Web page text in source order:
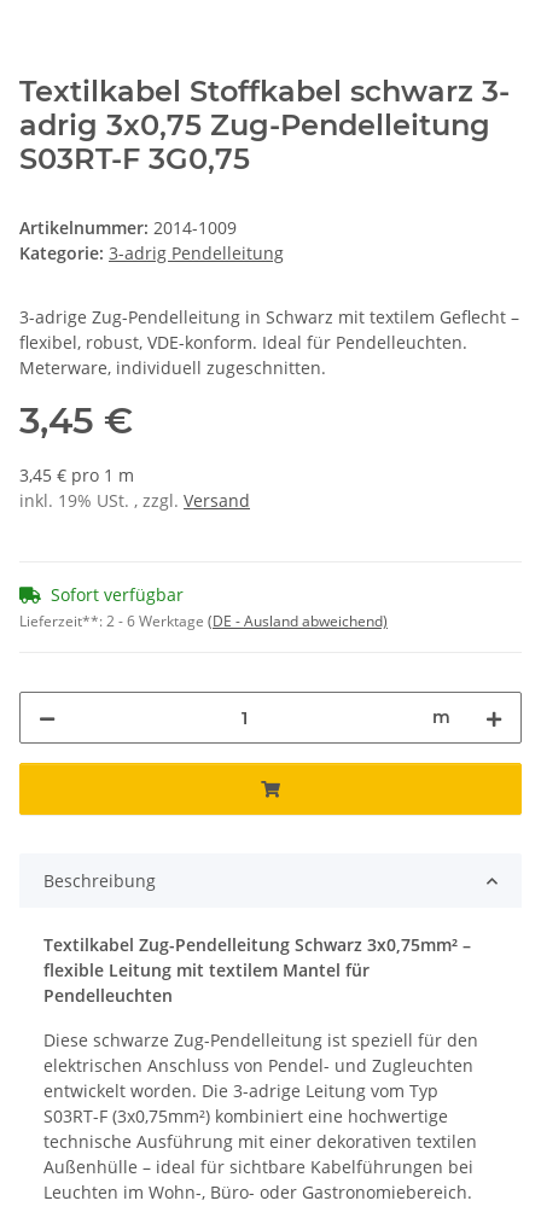
Textilkabel Stoffkabel schwarz 3-
adrig 3x0,75 Zug-Pendelleitung
S03RT-F 3G0,75
Artikelnummer: 2014-1009
Kategorie: 3-adrig Pendelleitung
3-adrige Zug-Pendelleitung in Schwarz mit textilem Geflecht –
flexibel, robust, VDE-konform. Ideal für Pendelleuchten.
Meterware, individuell zugeschnitten.
3,45 €
3,45 € pro 1 m
inkl. 19% USt. , zzgl. Versand
Sofort verfügbar
Lieferzeit**:2 - 6 Werktage (DE - Ausland abweichend)
m
Beschreibung
Textilkabel Zug-Pendelleitung Schwarz 3x0,75mm² –
flexible Leitung mit textilem Mantel für
Pendelleuchten
Diese schwarze Zug-Pendelleitung ist speziell für den
elektrischen Anschluss von Pendel- und Zugleuchten
entwickelt worden. Die 3-adrige Leitung vom Typ
S03RT-F (3x0,75mm²) kombiniert eine hochwertige
technische Ausführung mit einer dekorativen textilen
Außenhülle – ideal für sichtbare Kabelführungen bei
Leuchten im Wohn-, Büro- oder Gastronomiebereich.